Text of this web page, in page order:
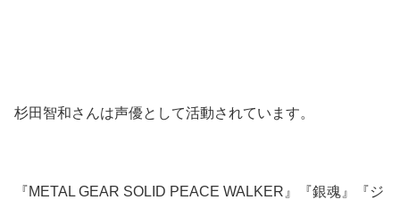
杉田智和さんは声優として活動されています。
『METAL GEAR SOLID PEACE WALKER』『銀魂』『ジ